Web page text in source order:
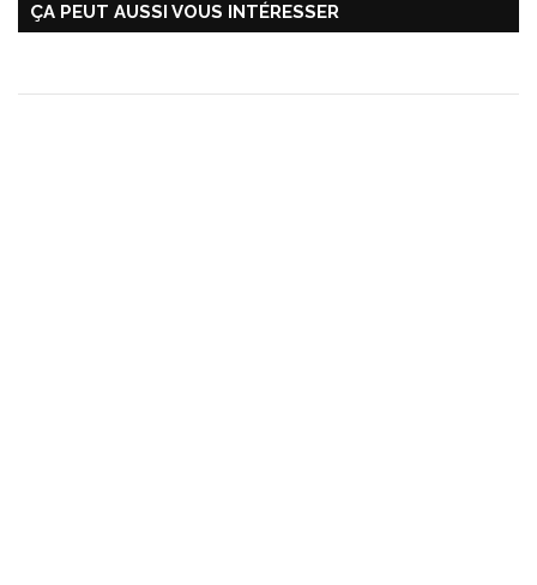
ÇA PEUT AUSSI VOUS INTÉRESSER